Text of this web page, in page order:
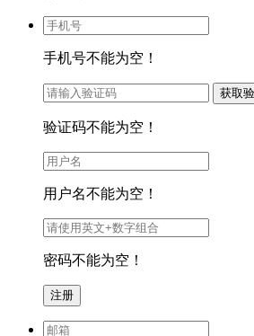
手机号不能为空！
验证码不能为空！
用户名不能为空！
密码不能为空！